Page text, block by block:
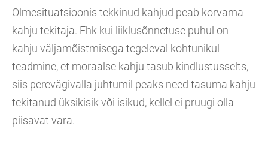
Olmesituatsioonis tekkinud kahjud peab korvama
kahju tekitaja. Ehk kui liiklusõnnetuse puhul on
kahju väljamõistmisega tegeleval kohtunikul
teadmine, et moraalse kahju tasub kindlustusselts,
siis perevägivalla juhtumil peaks need tasuma kahju
tekitanud üksikisik või isikud, kellel ei pruugi olla
piisavat vara.